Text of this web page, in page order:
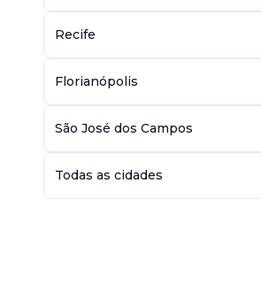
Recife
Florianópolis
São José dos Campos
Todas as cidades